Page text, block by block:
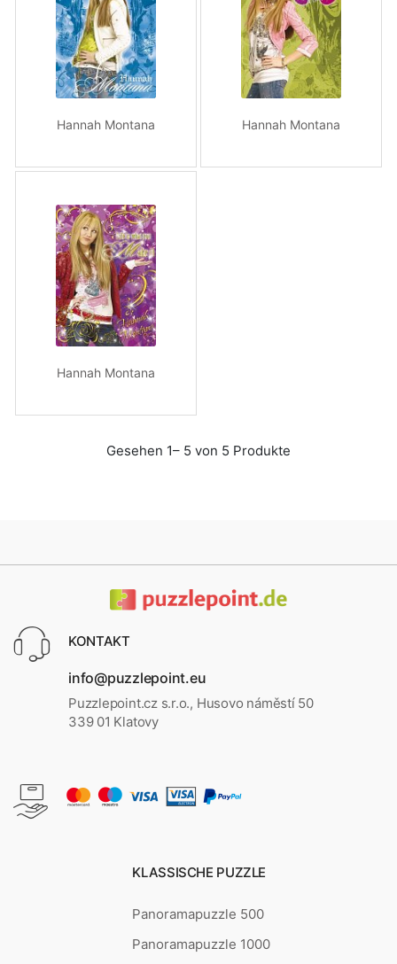
Hannah Montana Hannah Montana
Hannah Montana
Gesehen 1– 5 von 5 Produkte
KONTAKT
info@puzzlepoint.eu
Puzzlepoint.cz s.r.o., Husovo náměstí 50
339 01 Klatovy
KLASSISCHE PUZZLE
Panoramapuzzle 500
Panoramapuzzle 1000